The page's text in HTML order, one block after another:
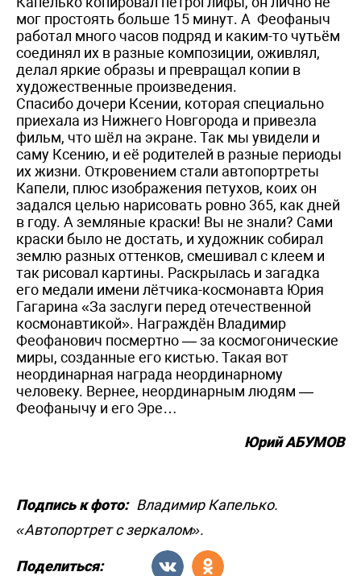
мог простоять больше 15 минут. А Феофаныч
работал много часов подряд и каким-то чутьём
соединял их в разные композиции, оживлял,
делал яркие образы и превращал копии в
художественные произведения.
Спасибо дочери Ксении, которая специально
приехала из Нижнего Новгорода и привезла
фильм, что шёл на экране. Так мы увидели и
саму Ксению, и её родителей в разные периоды
их жизни. Откровением стали автопортреты
Капели, плюс изображения петухов, коих он
задался целью нарисовать ровно 365, как дней
в году. А земляные краски! Вы не знали? Сами
краски было не достать, и художник собирал
землю разных оттенков, смешивал с клеем и
так рисовал картины. Раскрылась и загадка
его медали имени лётчика-космонавта Юрия
Гагарина «За заслуги перед оте­чественной
космонавтикой». Награждён Владимир
Феофанович посмертно — за космогонические
миры, созданные его кистью. Такая вот
неординарная награда неординарному
человеку. Вернее, неординарным людям —
Феофанычу и его Эре…
Юрий АБУМОВ
Подпись к фото: Владимир Капелько.
«Автопортрет с зеркалом».
Поделиться: